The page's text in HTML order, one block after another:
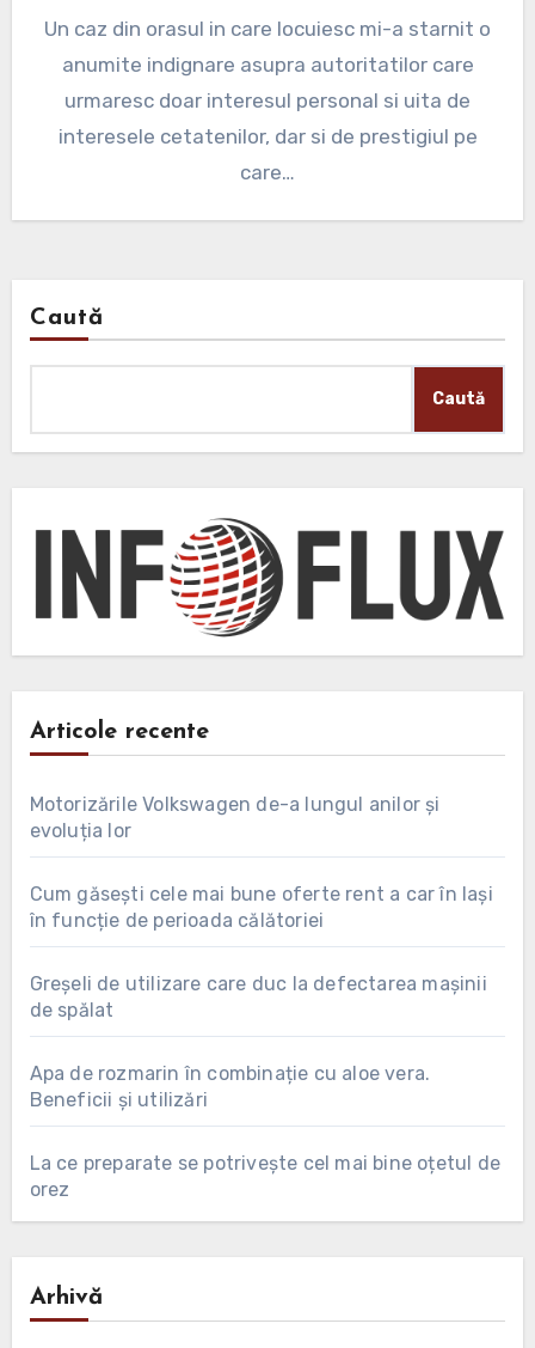
Un caz din orasul in care locuiesc mi-a starnit o
anumite indignare asupra autoritatilor care
urmaresc doar interesul personal si uita de
interesele cetatenilor, dar si de prestigiul pe
care…
Caută
Caută
Articole recente
Motorizările Volkswagen de-a lungul anilor și
evoluția lor
Cum găsești cele mai bune oferte rent a car în Iași
în funcție de perioada călătoriei
Greșeli de utilizare care duc la defectarea mașinii
de spălat
Apa de rozmarin în combinație cu aloe vera.
Beneficii și utilizări
La ce preparate se potrivește cel mai bine oțetul de
orez
Arhivă